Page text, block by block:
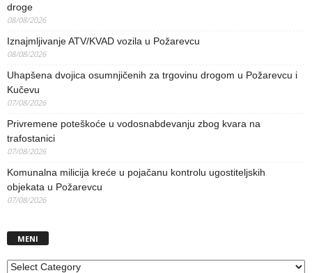
droge
08/08/2026
Iznajmljivanje ATV/KVAD vozila u Požarevcu
08/08/2026
Uhapšena dvojica osumnjičenih za trgovinu drogom u Požarevcu i
Kučevu
07/08/2026
Privremene poteškoće u vodosnabdevanju zbog kvara na
trafostanici
07/08/2026
Komunalna milicija kreće u pojačanu kontrolu ugostiteljskih
objekata u Požarevcu
07/08/2026
MENI
MENI